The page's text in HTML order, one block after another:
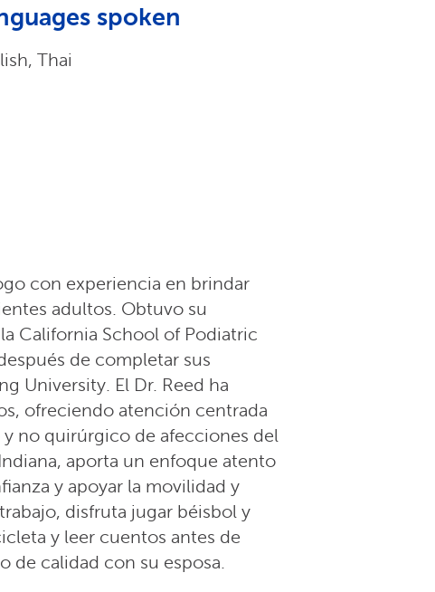
spoken
Thai
con experiencia en brindar
adultos. Obtuvo su
California School of Podiatric
de completar sus
University. El Dr. Reed ha
ofreciendo atención centrada
no quirúrgico de afecciones del
aporta un enfoque atento
y apoyar la movilidad y
disfruta jugar béisbol y
y leer cuentos antes de
de calidad con su esposa.